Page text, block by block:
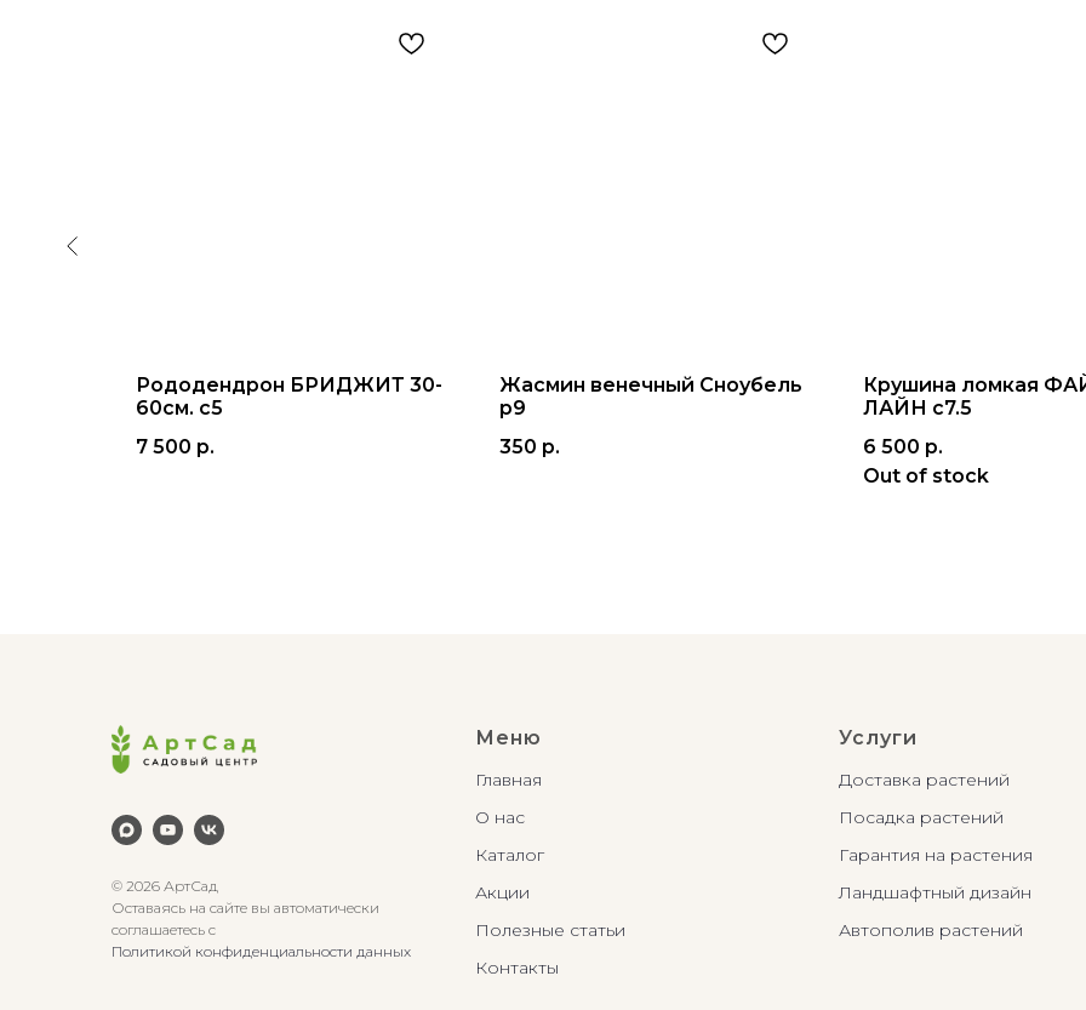
Рододендрон БРИДЖИТ 30-
60см. с5
7 500 р.
Жасмин венечный Сноубель
р9
350 р.
Крушина ломкая
ЛАЙН с7.5
6 500 р.
Out of stock
© 2026 АртСад
Оставаясь на сайте вы автоматически
соглашаетесь с
Политикой конфиденциальности данных
Меню
Главная
О нас
Каталог
Акции
Полезные статьи
Контакты
Услуги
Доставка растений
Посадка растений
Гарантия на растения
Ландшафтный дизайн
Автополив растений